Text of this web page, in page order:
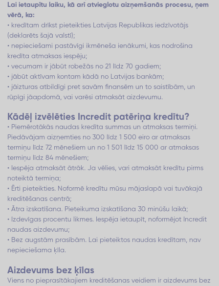
Lai ietaupītu laiku, kā arī atvieglotu aizņemšanās procesu, ņem
vērā, ka:
• kredītam drīkst pieteikties Latvijas Republikas iedzīvotājs
(deklarēts šajā valstī);
• nepieciešami pastāvīgi ikmēneša ienākumi, kas nodrošina
kredīta atmaksas iespēju;
• vecumam ir jābūt robežās no 21 līdz 70 gadiem;
• jābūt aktīvam kontam kādā no Latvijas bankām;
• jāizturas atbildīgi pret savām finansēm un to saistībām, un
rūpīgi jāapdomā, vai varēsi atmaksāt aizdevumu.
Kādēļ izvēlēties Incredit patēriņa kredītu?
• Piemērotākās naudas kredīta summas un atmaksas termiņi.
Piedāvājam aizņemties no 300 līdz 1 500 eiro ar atmaksas
termiņu līdz 72 mēnešiem un no 1 501 līdz 15 000 ar atmaksas
termiņu līdz 84 mēnešiem;
• Iespēja atmaksāt ātrāk. Ja vēlies, vari atmaksāt kredītu pirms
noteiktā termiņa;
• Ērti pieteikties. Noformē kredītu mūsu mājaslapā vai tuvākajā
kreditēšanas centrā;
• Ātra izskatīšana. Pieteikuma izskatīšana 30 minūšu laikā;
• Izdevīgas procentu likmes. Iespēja ietaupīt, noformējot Incredit
naudas aizdevumu;
• Bez augstām prasībām. Lai pieteiktos naudas kredītam, nav
nepieciešama ķīla.
Aizdevums bez ķīlas
Viens no pieprasītākajiem kreditēšanas veidiem ir aizdevums bez